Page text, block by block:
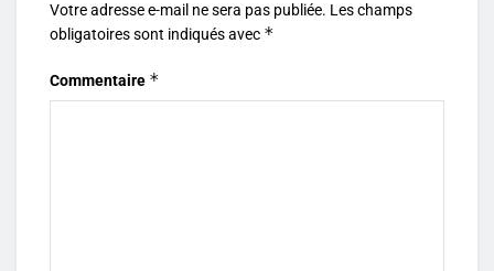
Votre adresse e-mail ne sera pas publiée. Les champs
obligatoires sont indiqués avec *
Commentaire *